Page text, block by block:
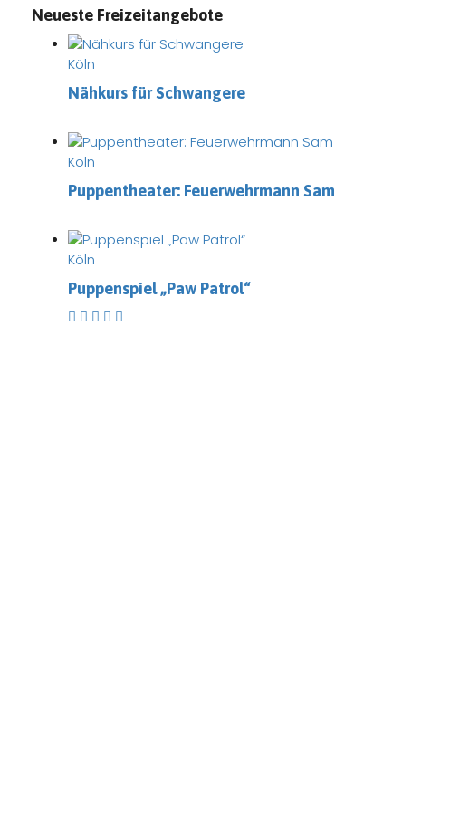
Neueste Freizeitangebote
Köln
Nähkurs für Schwangere
Köln
Puppentheater: Feuerwehrmann Sam
Köln
Puppenspiel „Paw Patrol“